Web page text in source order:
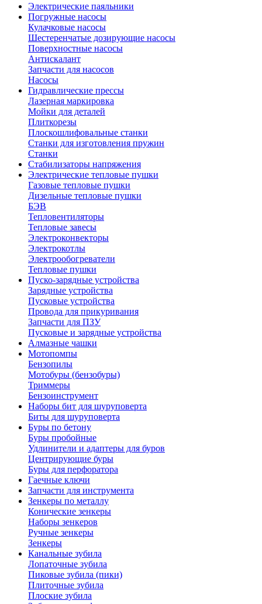
Электрические паяльники
Погружные насосы
Кулачковые насосы
Шестеренчатые дозирующие насосы
Поверхностные насосы
Антискалант
Запчасти для насосов
Насосы
Гидравлические прессы
Лазерная маркировка
Мойки для деталей
Плиткорезы
Плоскошлифовальные станки
Станки для изготовления пружин
Станки
Стабилизаторы напряжения
Электрические тепловые пушки
Газовые тепловые пушки
Дизельные тепловые пушки
БЭВ
Тепловентиляторы
Тепловые завесы
Электроконвекторы
Электрокотлы
Электрообогреватели
Тепловые пушки
Пуско-зарядные устройства
Зарядные устройства
Пусковые устройства
Провода для прикуривания
Запчасти для ПЗУ
Пусковые и зарядные устройства
Алмазные чашки
Мотопомпы
Бензопилы
Мотобуры (бензобуры)
Триммеры
Бензоинструмент
Наборы бит для шуруповерта
Биты для шуруповерта
Буры по бетону
Буры пробойные
Удлинители и адаптеры для буров
Центрирующие буры
Буры для перфоратора
Гаечные ключи
Запчасти для инструмента
Зенкеры по металлу
Конические зенкеры
Наборы зенкеров
Ручные зенкеры
Зенкеры
Канальные зубила
Лопаточные зубила
Пиковые зубила (пики)
Плиточные зубила
Плоские зубила